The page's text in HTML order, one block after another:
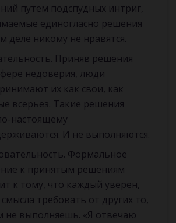
путем подспудных интриг,
единогласно решения
деле никому не нравятся.
Приняв решения
недоверия, люди
их как свои, как
всерьез. Такие решения
настоящему
И не выполняются.
Формальное
к принятым решениям
к тому, что каждый уверен,
требовать от других то,
не выполняешь. «Я отвечаю